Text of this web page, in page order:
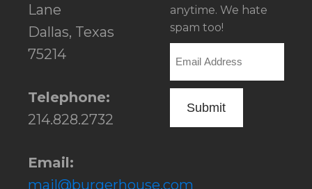
Lane
Dallas, Texas
75214
Telephone:
214.828.2732
Email:
mail@burgerhouse.com
anytime. We hate
spam too!